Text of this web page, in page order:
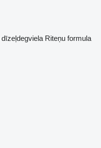
dīzeļdegviela Riteņu formula